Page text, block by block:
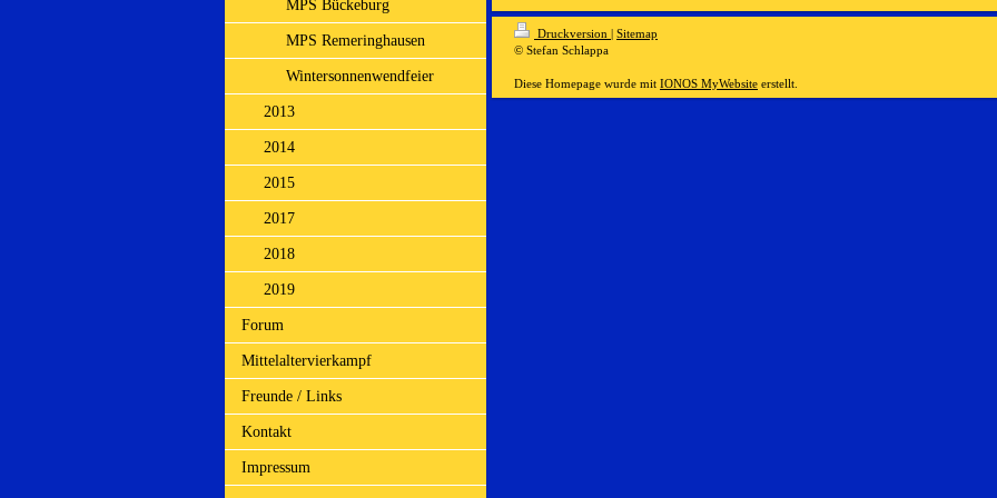
MPS Bückeburg
MPS Remeringhausen
Wintersonnenwendfeier
2013
2014
2015
2017
2018
2019
Forum
Mittelaltervierkampf
Freunde / Links
Kontakt
Impressum
Druckversion | Sitemap
© Stefan Schlappa
Diese Homepage wurde mit IONOS MyWebsite erstellt.